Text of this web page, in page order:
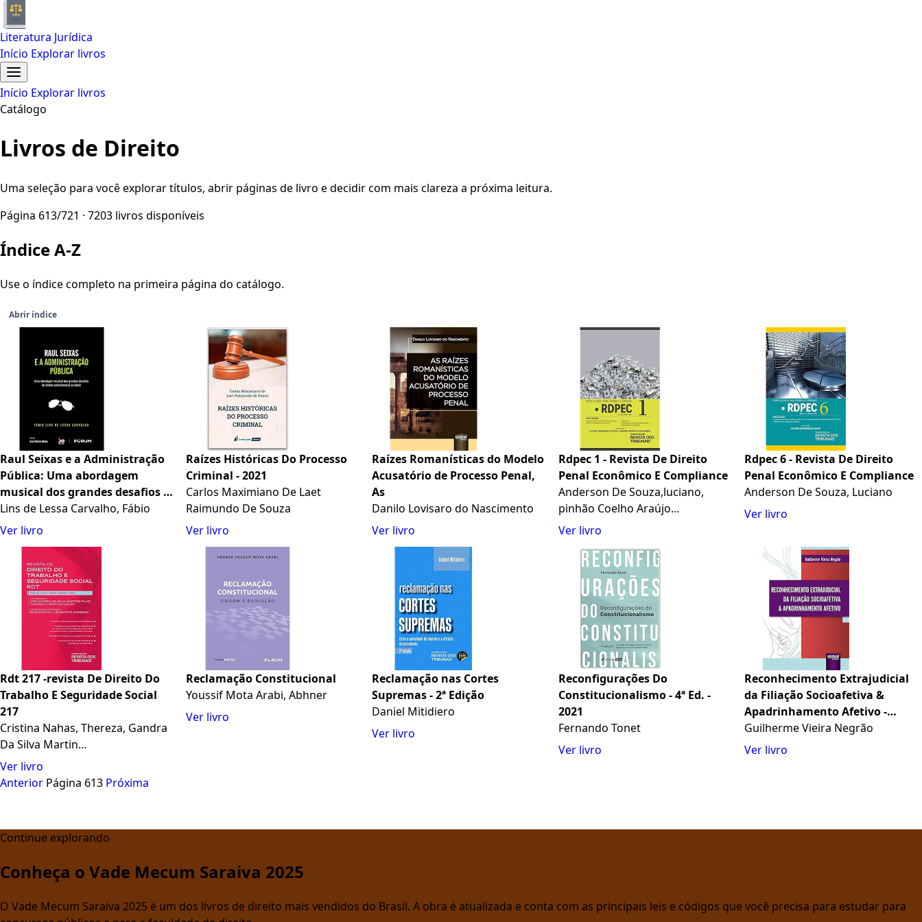
Literatura Jurídica
Início Explorar livros
Início Explorar livros
Catálogo
Livros de Direito
Uma seleção para você explorar títulos, abrir páginas de livro e decidir com mais clareza a próxima leitura.
Página 613/721 · 7203 livros disponíveis
Índice A-Z
Use o índice completo na primeira página do catálogo.
Abrir índice
Raul Seixas e a Administração
Pública: Uma abordagem
musical dos grandes desafios do
Direito Administrativo no Brasil
Lins de Lessa Carvalho, Fábio
Ver livro
Raízes Históricas Do Processo
Criminal - 2021
Carlos Maximiano De Laet
Raimundo De Souza
Ver livro
Raízes Romanísticas do Modelo
Acusatório de Processo Penal,
As
Danilo Lovisaro do Nascimento
Ver livro
Rdpec 1 - Revista De Direito
Penal Econômico E Compliance
Anderson De Souza,luciano,
pinhão Coelho Araújo...
Ver livro
Rdpec 6 - Revista De Direito
Penal Econômico E Compliance
Anderson De Souza, Luciano
Ver livro
Rdt 217 -revista De Direito Do
Trabalho E Seguridade Social
217
Cristina Nahas, Thereza, Gandra
Da Silva Martin...
Ver livro
Reclamação Constitucional
Youssif Mota Arabi, Abhner
Ver livro
Reclamação nas Cortes
Supremas - 2ª Edição
Daniel Mitidiero
Ver livro
Reconfigurações Do
Constitucionalismo - 4ª Ed. -
2021
Fernando Tonet
Ver livro
Reconhecimento Extrajudicial
da Filiação Socioafetiva &
Apadrinhamento Afetivo -
Prefácio de Rui Geraldo
Camargo Viana
Guilherme Vieira Negrão
Ver livro
Anterior Página 613 Próxima
Continue explorando
Conheça o Vade Mecum Saraiva 2025
O Vade Mecum Saraiva 2025 é um dos livros de direito mais vendidos do Brasil. A obra é atualizada e conta com as principais leis e códigos que você precisa para estudar para